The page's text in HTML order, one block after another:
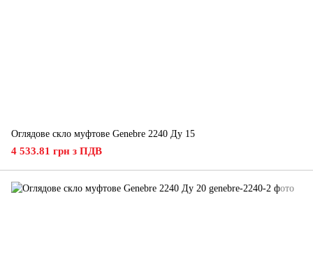
Оглядове скло муфтове Genebre 2240 Ду 15
4 533.81 грн з ПДВ